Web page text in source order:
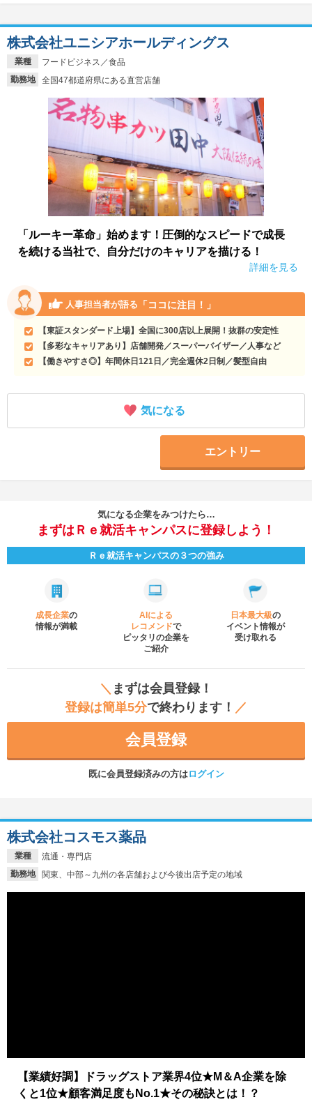
業種
フードビジネス／食品
勤務地
全国47都道府県にある直営店舗
株式会社ユニシアホールディングス
「ルーキー革命」始めます！圧倒的なスピードで成長
を続ける当社で、自分だけのキャリアを描ける！
詳細を見る
人事担当者が語る 「ココに注目！」
【東証スタンダード上場】全国に300店以上展開！抜群の安定性
【多彩なキャリアあり】店舗開発／スーパーバイザー／人事など
【働きやすさ◎】年間休日121日／完全週休2日制／髪型自由
気になる
エントリー
気になる企業をみつけたら…
まずはＲｅ就活キャンパスに登録しよう！
Ｒｅ就活キャンパスの３つの強み
成長企業の
情報が満載
AIによる
レコメンドで
ピッタリの企業を
ご紹介
日本最大級の
イベント情報が
受け取れる
＼ まずは会員登録！
登録は簡単5分で終わります！ ／
会員登録
既に会員登録済みの方はログイン
業種
流通・専門店
勤務地
関東、中部～九州の各店舗および今後出店予定の地域
株式会社コスモス薬品
【業績好調】ドラッグストア業界4位★M＆A企業を除
くと1位★顧客満足度もNo.1★その秘訣とは！？